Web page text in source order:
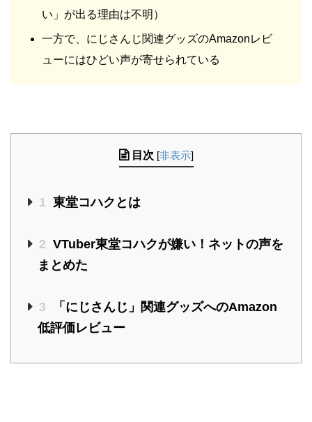
い」が出る理由は不明）
一方で、にじさんじ関連グッズのAmazonレビ
ューにはひどい声が寄せられている
目次 [非表示]
1 東堂コハクとは
2 VTuber東堂コハクが嫌い！ネットの声を
まとめた
3
「にじさんじ」関連グッズへのAmazon
低評価レビュー